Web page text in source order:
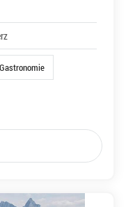
Gastronomie